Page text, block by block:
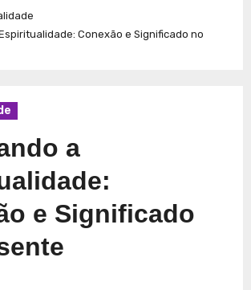
Plenitude no Presente
e Significado no Presente
Conexão e Significado no
a
e Significado